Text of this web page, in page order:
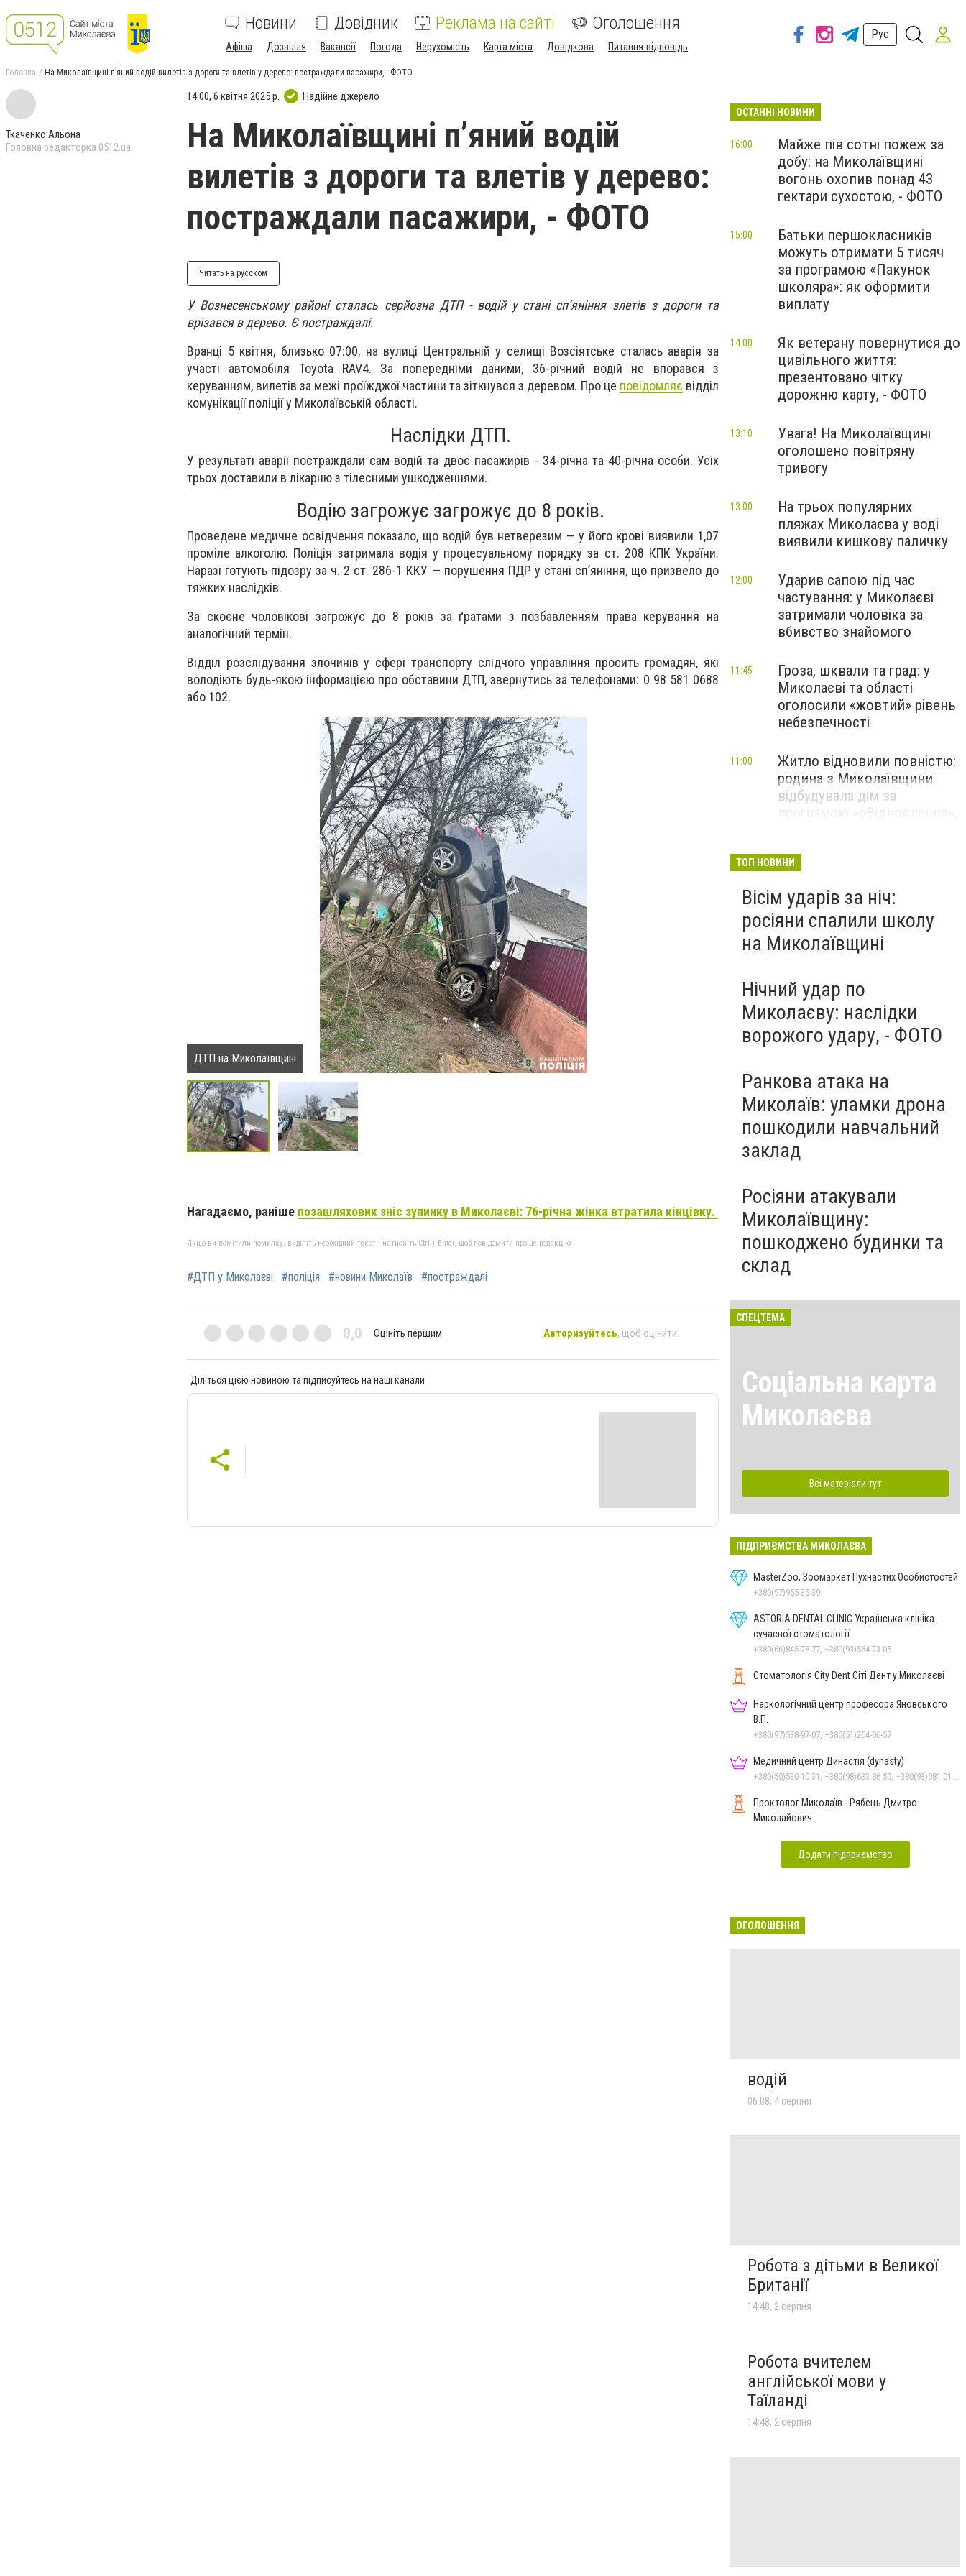
Новини Довідник Реклама на сайті Оголошення
Афіша Дозвілля Вакансії Погода Нерухомість Карта міста Довідкова Питання-відповідь
Рус
Головна На Миколаївщині п’яний водій вилетів з дороги та влетів у дерево: постраждали пасажири, - ФОТО
Ткаченко Альона
Головна редакторка 0512.ua
14:00, 6 квітня 2025 р. Надійне джерело
На Миколаївщині п’яний водій
вилетів з дороги та влетів у дерево:
постраждали пасажири, - ФОТО
Читать на русском
У Вознесенському районі сталась серйозна ДТП - водій у стані сп’яніння злетів з дороги та
врізався в дерево. Є постраждалі.
Вранці 5 квітня, близько 07:00, на вулиці Центральній у селищі Возсіятське сталась аварія за
участі автомобіля Toyota RAV4. За попередніми даними, 36-річний водій не впорався з
керуванням, вилетів за межі проїжджої частини та зіткнувся з деревом. Про це повідомляє відділ
комунікації поліції у Миколаївській області.
Наслідки ДТП.
У результаті аварії постраждали сам водій та двоє пасажирів - 34-річна та 40-річна особи. Усіх
трьох доставили в лікарню з тілесними ушкодженнями.
Водію загрожує загрожує до 8 років.
Проведене медичне освідчення показало, що водій був нетверезим — у його крові виявили 1,07
проміле алкоголю. Поліція затримала водія у процесуальному порядку за ст. 208 КПК України.
Наразі готують підозру за ч. 2 ст. 286-1 ККУ — порушення ПДР у стані сп’яніння, що призвело до
тяжких наслідків.
За скоєне чоловікові загрожує до 8 років за ґратами з позбавленням права керування на
аналогічний термін.
Відділ розслідування злочинів у сфері транспорту слідчого управління просить громадян, які
володіють будь-якою інформацією про обставини ДТП, звернутись за телефонами: 0 98 581 0688
або 102.
ДТП на Миколаївщині
Нагадаємо, раніше позашляховик зніс зупинку в Миколаєві: 76-річна жінка втратила кінцівку.
Якщо ви помітили помилку, виділіть необхідний текст і натисніть Ctrl + Enter, щоб повідомити про це редакцію
#ДТП у Миколаєві #поліція #новини Миколаїв #постраждалі
0,0 Оцініть першим Авторизуйтесь, щоб оцінити
Діліться цією новиною та підписуйтесь на наші канали
ОСТАННІ НОВИНИ
Майже пів сотні пожеж за
добу: на Миколаївщині
вогонь охопив понад 43
гектари сухостою, - ФОТО
16:00
Батьки першокласників
можуть отримати 5 тисяч
за програмою «Пакунок
школяра»: як оформити
виплату
15:00
Як ветерану повернутися до
цивільного життя:
презентовано чітку
дорожню карту, - ФОТО
14:00
Увага! На Миколаївщині
оголошено повітряну
тривогу
13:10
На трьох популярних
пляжах Миколаєва у воді
виявили кишкову паличку
13:00
Ударив сапою під час
частування: у Миколаєві
затримали чоловіка за
вбивство знайомого
12:00
Гроза, шквали та град: у
Миколаєві та області
оголосили «жовтий» рівень
небезпечності
11:45
Житло відновили повністю:
родина з Миколаївщини
відбудувала дім за
програмою «єВідновлення»,
11:00
ТОП НОВИНИ
Вісім ударів за ніч:
росіяни спалили школу
на Миколаївщині
Нічний удар по
Миколаєву: наслідки
ворожого удару, - ФОТО
Ранкова атака на
Миколаїв: уламки дрона
пошкодили навчальний
заклад
Росіяни атакували
Миколаївщину:
пошкоджено будинки та
склад
СПЕЦТЕМА
Соціальна карта
Миколаєва
Всі матеріали тут
ПІДПРИЄМСТВА МИКОЛАЄВА
MasterZoo, Зоомаркет Пухнастих Особистостей
+380(97)955-35-39
ASTORIA DENTAL CLINIC Українська клініка
сучасної стоматології
+380(66)845-78-77, +380(93)564-73-05
Стоматологія City Dent Сіті Дент у Миколаєві
Наркологічний центр професора Яновського
В.П.
+380(97)538-97-07, +380(51)264-06-57
Медичний центр Династія (dynasty)
Проктолог Миколаїв - Рябець Дмитро
Миколайович
Додати підприємство
ОГОЛОШЕННЯ
водій
06:08, 4 серпня
Робота з дітьми в Великої
Британії
14:48, 2 серпня
Робота вчителем
англійської мови у
Таїланді
14:48, 2 серпня